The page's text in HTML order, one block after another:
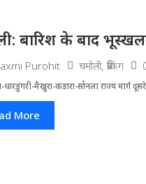
बारिश के बाद
Purohit चमोली, ब्रेकिंग
धारडुंगरी-मैखुरा-कंडारा-सोनला राज्य
More